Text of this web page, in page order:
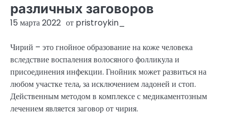
различных заговоров
15 марта 2022 от pristroykin_
Чирий – это гнойное образование на коже человека
вследствие воспаления волосяного фолликула и
присоединения инфекции. Гнойник может развиться на
любом участке тела, за исключением ладоней и стоп.
Действенным методом в комплексе с медикаментозным
лечением является заговор от чирия.